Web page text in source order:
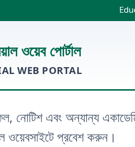
ওয়েব পোর্টাল
WEB PORTAL
নোটিশ এবং অন্যান্য
প্রবেশ করুন।